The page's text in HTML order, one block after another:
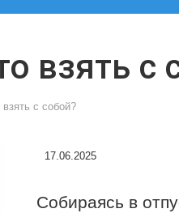
взять с
с собой?
17.06.2025
Собираясь в